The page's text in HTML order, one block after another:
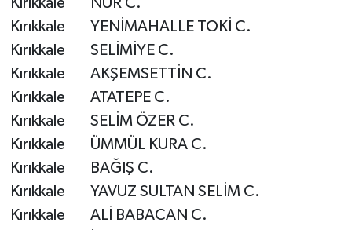
Kırıkkale NUR C.
Kırıkkale YENİMAHALLE TOKİ C.
Kırıkkale SELİMİYE C.
Kırıkkale AKŞEMSETTİN C.
Kırıkkale ATATEPE C.
Kırıkkale SELİM ÖZER C.
Kırıkkale ÜMMÜL KURA C.
Kırıkkale BAĞIŞ C.
Kırıkkale YAVUZ SULTAN SELİM C.
Kırıkkale ALİ BABACAN C.
Diyarbakır Müftülüğü
Düzce Müftülüğü
Edirne Müftülüğü
Elazığ Müftülüğü
Erzincan Müftülüğü
Erzurum Müftülüğü
İhtida Haberleri
YAŞAM